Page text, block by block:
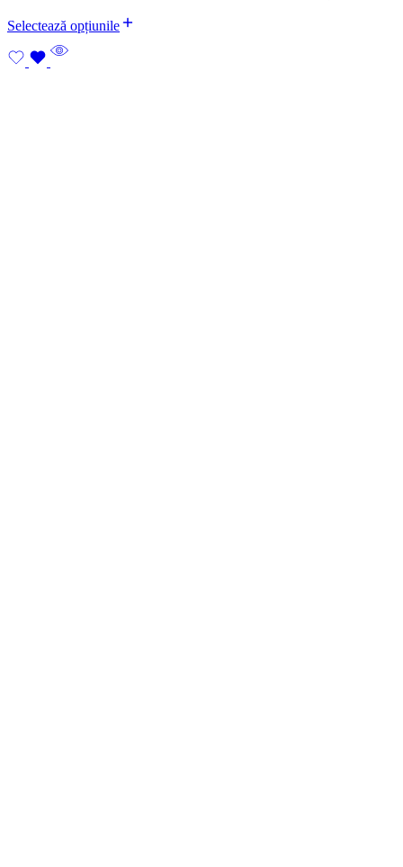
Selectează opțiunile